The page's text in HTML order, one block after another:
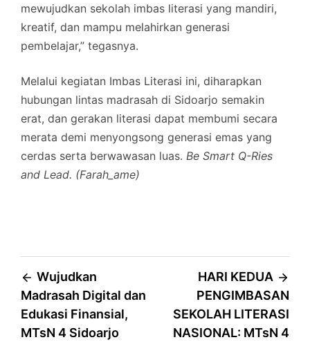
mewujudkan sekolah imbas literasi yang mandiri,
kreatif, dan mampu melahirkan generasi
pembelajar,” tegasnya.
Melalui kegiatan Imbas Literasi ini, diharapkan
hubungan lintas madrasah di Sidoarjo semakin
erat, dan gerakan literasi dapat membumi secara
merata demi menyongsong generasi emas yang
cerdas serta berwawasan luas. Be Smart Q-Ries
and Lead. (Farah_ame)
Post
navigation
Wujudkan
Madrasah Digital dan
Edukasi Finansial,
MTsN 4 Sidoarjo
HARI KEDUA
PENGIMBASAN
SEKOLAH LITERASI
NASIONAL: MTsN 4